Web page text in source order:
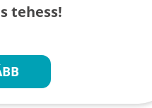
tehess!